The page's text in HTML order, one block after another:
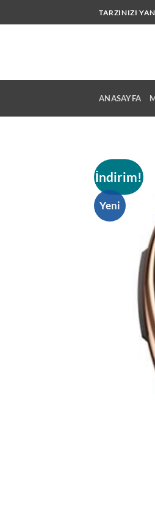
atla
TARZINIZI
ANASAYFA
İndirim!
Yeni